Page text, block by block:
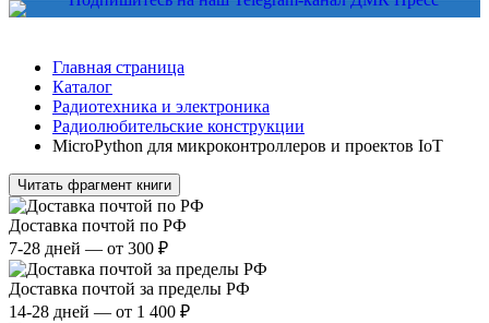
Главная страница
Каталог
Радиотехника и электроника
Радиолюбительские конструкции
MicroPython для микроконтроллеров и проектов IoT
Читать фрагмент книги
Доставка почтой по РФ
7-28 дней — от 300 ₽
Доставка почтой за пределы РФ
14-28 дней — от 1 400 ₽